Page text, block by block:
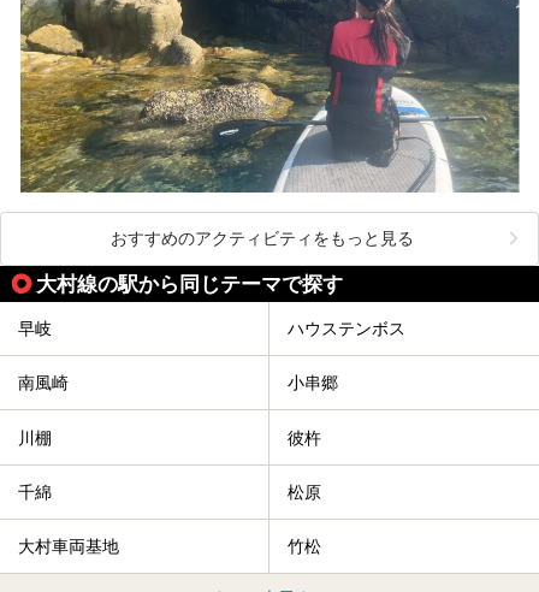
おすすめのアクティビティをもっと見る
大村線の駅から同じテーマで探す
早岐 ハウステンボス
南風崎 小串郷
川棚 彼杵
千綿 松原
大村車両基地 竹松